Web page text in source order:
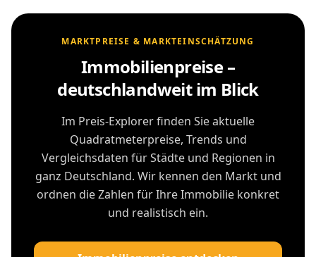
MARKTPREISE & MARKTEINSCHÄTZUNG
Immobilienpreise –
deutschlandweit im Blick
Im Preis-Explorer finden Sie aktuelle
Quadratmeterpreise, Trends und
Vergleichsdaten für Städte und Regionen in
ganz Deutschland. Wir kennen den Markt und
ordnen die Zahlen für Ihre Immobilie konkret
und realistisch ein.